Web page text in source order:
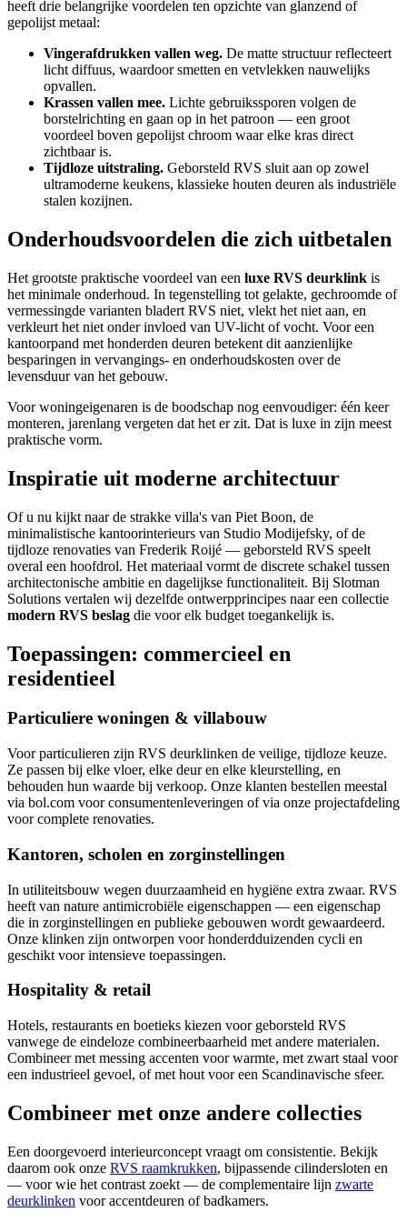
heeft drie belangrijke voordelen ten opzichte van glanzend of
gepolijst metaal:
Vingerafdrukken vallen weg. De matte structuur reflecteert
licht diffuus, waardoor smetten en vetvlekken nauwelijks
opvallen.
Krassen vallen mee. Lichte gebruikssporen volgen de
borstelrichting en gaan op in het patroon — een groot
voordeel boven gepolijst chroom waar elke kras direct
zichtbaar is.
Tijdloze uitstraling. Geborsteld RVS sluit aan op zowel
ultramoderne keukens, klassieke houten deuren als industriële
stalen kozijnen.
Onderhoudsvoordelen die zich uitbetalen
Het grootste praktische voordeel van een luxe RVS deurklink is
het minimale onderhoud. In tegenstelling tot gelakte, gechroomde of
vermessingde varianten bladert RVS niet, vlekt het niet aan, en
verkleurt het niet onder invloed van UV-licht of vocht. Voor een
kantoorpand met honderden deuren betekent dit aanzienlijke
besparingen in vervangings- en onderhoudskosten over de
levensduur van het gebouw.
Voor woningeigenaren is de boodschap nog eenvoudiger: één keer
monteren, jarenlang vergeten dat het er zit. Dat is luxe in zijn meest
praktische vorm.
Inspiratie uit moderne architectuur
Of u nu kijkt naar de strakke villa's van Piet Boon, de
minimalistische kantoorinterieurs van Studio Modijefsky, of de
tijdloze renovaties van Frederik Roijé — geborsteld RVS speelt
overal een hoofdrol. Het materiaal vormt de discrete schakel tussen
architectonische ambitie en dagelijkse functionaliteit. Bij Slotman
Solutions vertalen wij dezelfde ontwerpprincipes naar een collectie
modern RVS beslag die voor elk budget toegankelijk is.
Toepassingen: commercieel en
residentieel
Particuliere woningen & villabouw
Voor particulieren zijn RVS deurklinken de veilige, tijdloze keuze.
Ze passen bij elke vloer, elke deur en elke kleurstelling, en
behouden hun waarde bij verkoop. Onze klanten bestellen meestal
via bol.com voor consumentenleveringen of via onze projectafdeling
voor complete renovaties.
Kantoren, scholen en zorginstellingen
In utiliteitsbouw wegen duurzaamheid en hygiëne extra zwaar. RVS
heeft van nature antimicrobiële eigenschappen — een eigenschap
die in zorginstellingen en publieke gebouwen wordt gewaardeerd.
Onze klinken zijn ontworpen voor honderdduizenden cycli en
geschikt voor intensieve toepassingen.
Hospitality & retail
Hotels, restaurants en boetieks kiezen voor geborsteld RVS
vanwege de eindeloze combineerbaarheid met andere materialen.
Combineer met messing accenten voor warmte, met zwart staal voor
een industrieel gevoel, of met hout voor een Scandinavische sfeer.
Combineer met onze andere collecties
Een doorgevoerd interieurconcept vraagt om consistentie. Bekijk
daarom ook onze RVS raamkrukken, bijpassende cilindersloten en
— voor wie het contrast zoekt — de complementaire lijn zwarte
deurklinken voor accentdeuren of badkamers.